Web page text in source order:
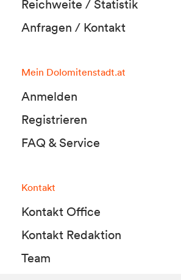
Reichweite / Statistik
Anfragen / Kontakt
Mein Dolomitenstadt.at
Anmelden
Registrieren
FAQ & Service
Kontakt
Kontakt Office
Kontakt Redaktion
Team